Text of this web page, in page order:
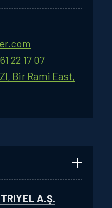
22 17 07
Bir Rami East,
A.Ş.